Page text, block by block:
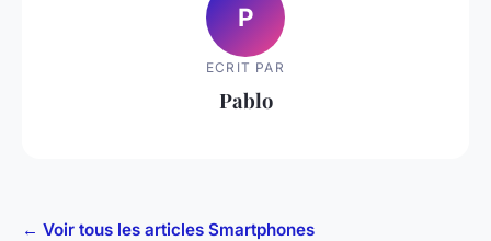
P
ECRIT PAR
Pablo
← Voir tous les articles Smartphones